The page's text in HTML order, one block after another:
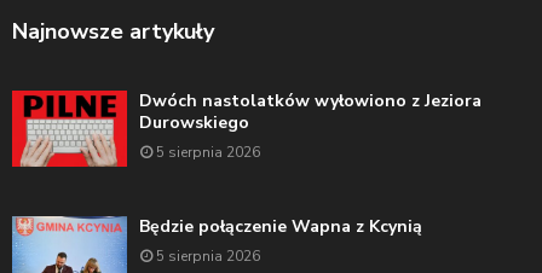
Najnowsze artykuły
Dwóch nastolatków wyłowiono z Jeziora
Durowskiego
5 sierpnia 2026
Będzie połączenie Wapna z Kcynią
5 sierpnia 2026